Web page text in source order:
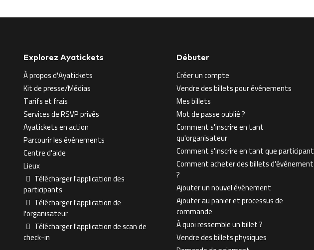
Explorez Ayatickets
À propos d'Ayatickets
Kit de presse/Médias
Tarifs et frais
Services de RSVP privés
Ayatickets en action
Parcourir les événements
Centre d'aide
Lieux
Télécharger l'application des
participants
Télécharger l'application de
l'organisateur
Télécharger l'application de scan de
check-in
Débuter
Créer un compte
Vendre des billets pour événements
Mes billets
Mot de passe oublié ?
Comment s'inscrire en tant
qu'organisateur
Comment s'inscrire en tant que participant
Comment acheter des billets d'événement
?
Ajouter un nouvel événement
Ajouter au panier et processus de
commande
À quoi ressemble un billet ?
Vendre des billets physiques